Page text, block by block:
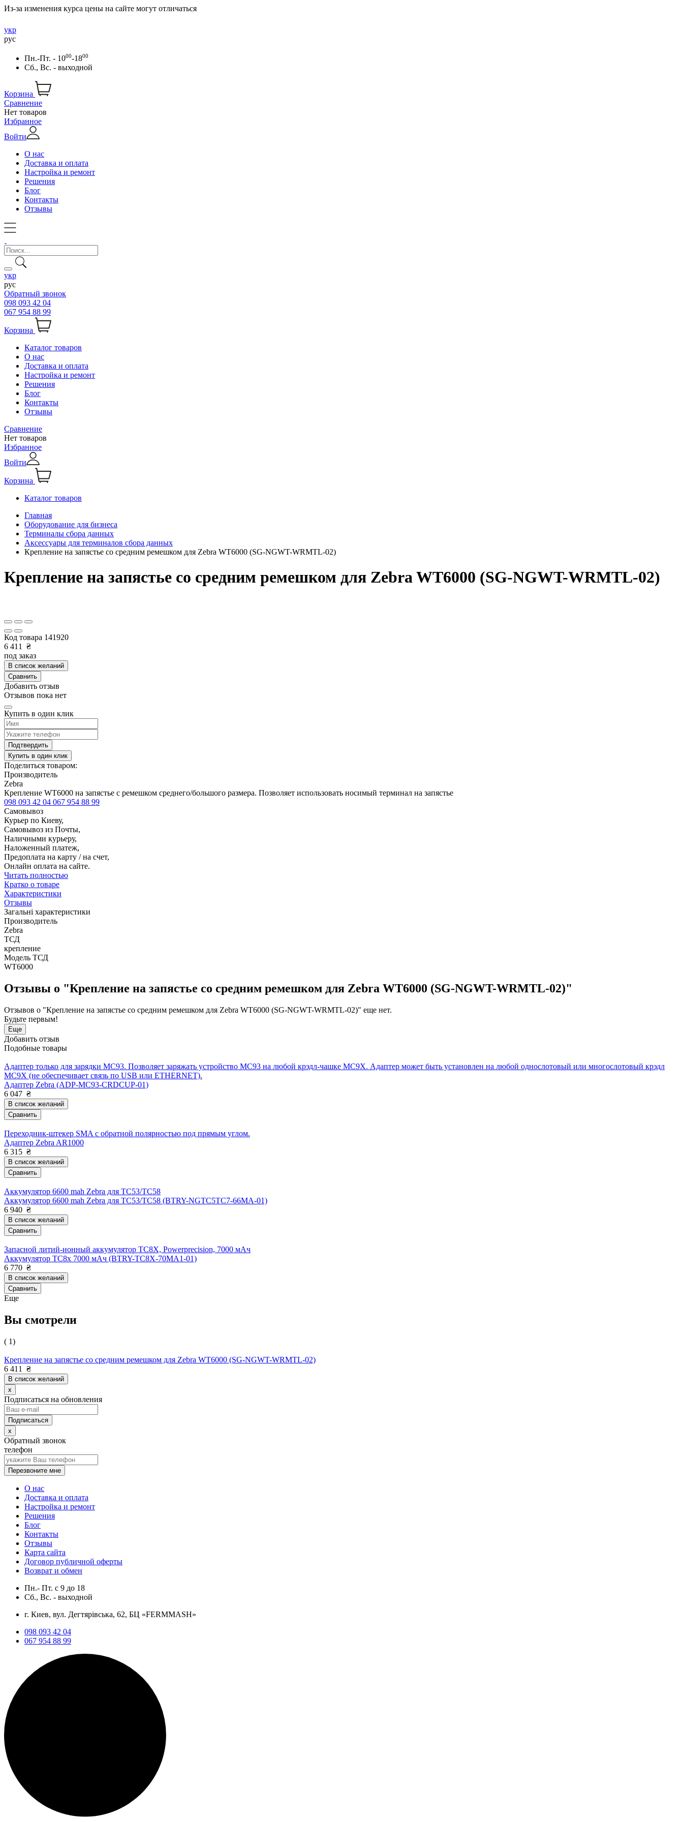
Из-за изменения курса цены на сайте могут отличаться
укр
рус
Пн.-Пт. - 1000-1800
Сб., Вс. - выходной
Корзина
Сравнение
Нет товаров
Избранное
Войти
О нас
Доставка и оплата
Настройка и ремонт
Решения
Блог
Контакты
Отзывы
укр
рус
Обратный звонок
098 093 42 04
067 954 88 99
Корзина
Каталог товаров
О нас
Доставка и оплата
Настройка и ремонт
Решения
Блог
Контакты
Отзывы
Сравнение
Нет товаров
Избранное
Войти
Корзина
Каталог товаров
Главная
Оборудование для бизнеса
Терминалы сбора данных
Аксессуары для терминалов сбора данных
Крепление на запястье со средним ремешком для Zebra WT6000 (SG-NGWT-WRMTL-02)
Крепление на запястье со средним ремешком для Zebra WT6000 (SG-NGWT-WRMTL-02)
Код товара 141920
6 411
₴
под заказ
В список желаний
Сравнить
Добавить отзыв
Отзывов пока нет
Купить в один клик
Подтвердить
Купить в один клик
Поделиться товаром:
Производитель
Zebra
Крепление WT6000 на запястье с ремешком среднего/большого размера. Позволяет использовать носимый терминал на запястье
098 093 42 04 067 954 88 99
Самовывоз
Курьер по Киеву,
Самовывоз из Почты,
Наличными курьеру,
Наложенный платеж,
Предоплата на карту / на счет,
Онлайн оплата на сайте.
Читать полностью
Кратко о товаре
Характеристики
Отзывы
Загальні характеристики
Производитель
Zebra
ТСД
крепление
Модель ТСД
WT6000
Отзывы о "Крепление на запястье со средним ремешком для Zebra WT6000 (SG-NGWT-WRMTL-02)"
Отзывов о "Крепление на запястье со средним ремешком для Zebra WT6000 (SG-NGWT-WRMTL-02)" еще нет.
Будьте первым!
Еще
Добавить отзыв
Подобные товары
Адаптер только для зарядки MC93. Позволяет заряжать устройство MC93 на любой крэдл-чашке MC9X. Адаптер может быть установлен на любой однослотовый или многослотовый крэдл
MC9X (не обеспечивает связь по USB или ETHERNET).
Адаптер Zebra (ADP-MC93-CRDCUP-01)
6 047 ₴
В список желаний
Сравнить
Переходник-штекер SMA с обратной полярностью под прямым углом.
Адаптер Zebra AR1000
6 315 ₴
В список желаний
Сравнить
Аккумулятор 6600 mah Zebra для TC53/TC58
Аккумулятор 6600 mah Zebra для TC53/TC58 (BTRY-NGTC5TC7-66MA-01)
6 940 ₴
В список желаний
Сравнить
Запасной литий-ионный аккумулятор TC8X, Powerprecision, 7000 мАч
Аккумулятор TC8x 7000 мАч (BTRY-TC8X-70MA1-01)
6 770 ₴
В список желаний
Сравнить
Еще
Вы смотрели
( 1)
Крепление на запястье со средним ремешком для Zebra WT6000 (SG-NGWT-WRMTL-02)
6 411
₴
В список желаний
x
Подписаться на обновления
x
Обратный звонок
телефон
Перезвоните мне
О нас
Доставка и оплата
Настройка и ремонт
Решения
Блог
Контакты
Отзывы
Карта сайта
Договор публичной оферты
Возврат и обмен
Пн.- Пт. с 9 до 18
Сб., Вс. - выходной
г. Киев, вул. Дегтярівська, 62, БЦ «FERMMASH»
098 093 42 04
067 954 88 99